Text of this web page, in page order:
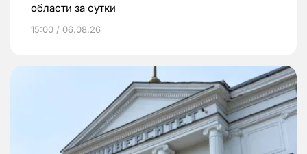
области за сутки
15:00 / 06.08.26